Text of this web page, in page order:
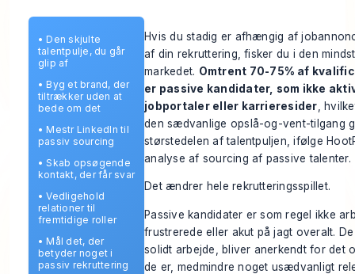
• Den skjulte
talentpulje, du går
glip af
• Byg et brand, der
tiltrækker uden at
bede om det
• Mestr LinkedIn til
passiv sourcing
•Skab opsøgende
kontakt, der får svar
•Vedligehold
relationer til
fremtidige roller
• Mål det, der
betyder noget i
passiv rekruttering
Hvis du stadig er afhængig af
af din rekruttering, fisker du i den
markedet. Omtrent 70-75% af
er passive kandidater, som ikke
jobportaler eller karrieresider ,
den sædvanlige opslå-og-vent-tilgang
størstedelen af talentpuljen, ifølge
analyse af sourcing af passive talenter.
Det ændrer hele rekrutteringsspillet.
Passive kandidater er som regel ikke
frustrerede eller akut på jagt overalt.
solidt arbejde, bliver anerkendt for det
de er, medmindre noget usædvanligt